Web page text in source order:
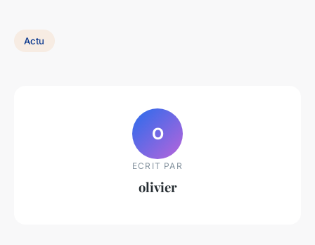
Actu
O
ECRIT PAR
olivier